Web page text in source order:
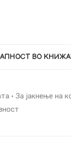
ВО
• За јакнење на